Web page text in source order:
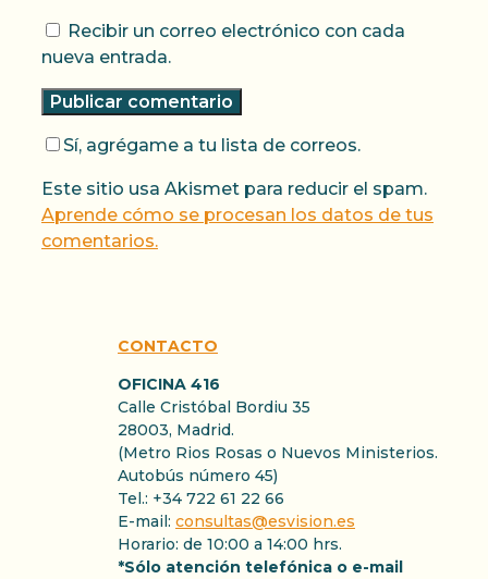
Recibir un correo electrónico con cada
nueva entrada.
Sí, agrégame a tu lista de correos.
Este sitio usa Akismet para reducir el spam.
Aprende cómo se procesan los datos de tus
comentarios.
CONTACTO
OFICINA 416
Calle Cristóbal Bordiu 35
28003, Madrid.
(Metro Rios Rosas o Nuevos Ministerios.
Autobús número 45)
Tel.: +34 722 61 22 66
E-mail: consultas@esvision.es
Horario: de 10:00 a 14:00 hrs.
*Sólo atención telefónica o e-mail